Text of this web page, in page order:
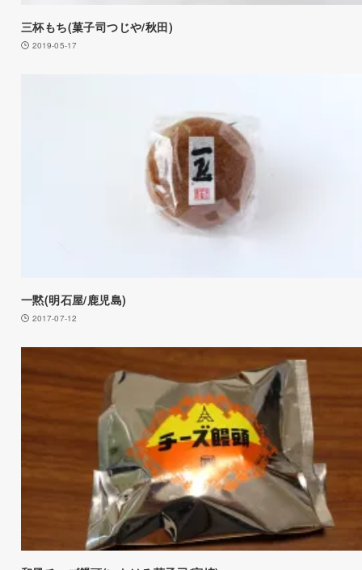
三杯もち(菓子司つじや/秋田)
2019-05-17
一黙(明石屋/鹿児島)
2017-07-12